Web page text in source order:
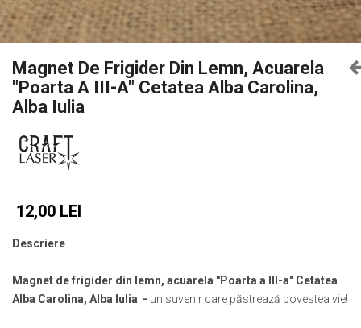
Castelul Peles
Cetatea Alba Carolina
Cetatea de Scaun a Sucevei
Cetatea Oradea
Sighisoara
Bojdeuca "Ion Creanga", Iasi
Casa Darvas La Roche, Oradea
Pogor)
Memorial B.P. Hasdeu)
Galeria Artei Iesene (Muzeul Nicolae
Gane)
Cani suvenir
Colectia "Orase Medievale"
Colectia Semne de carte Suvenir
Semn de carte suvenir acuarela
Semn de carte suvenir gravat
Magneti de frigider, din lemn
Magneti de frigider din lemn, VINTAGE
Magneti de frigider, din lemn, gravati
Mitul Dracula
Puzzle suvenir
Magnet De Frigider Din Lemn, Acuarela
"Poarta A III-A" Cetatea Alba Carolina,
Alba Iulia
12,00 LEI
Descriere
Magnet de frigider din lemn, acuarela "Poarta a III-a" Cetatea
Alba Carolina, Alba Iulia - un suvenir care păstrează povestea vie!